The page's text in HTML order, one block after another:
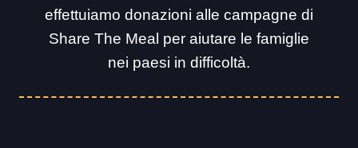
effettuiamo donazioni alle campagne di
Share The Meal per aiutare le famiglie
nei paesi in difficoltà.